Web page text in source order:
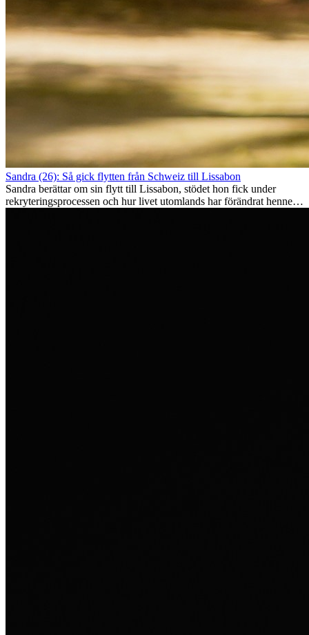
Sandra (26): Så gick flytten från Schweiz till Lissabon
Sandra berättar om sin flytt till Lissabon, stödet hon fick under
rekryteringsprocessen och hur livet utomlands har förändrat henne